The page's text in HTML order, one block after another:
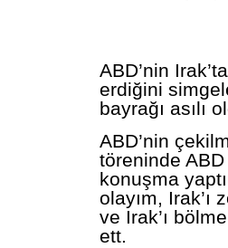
ABD’nin
erdiğini
bayrağı asılı
ABD’nin
töreninde
konuşma
olayım, Irak’ı
ve Irak’ı
ett.